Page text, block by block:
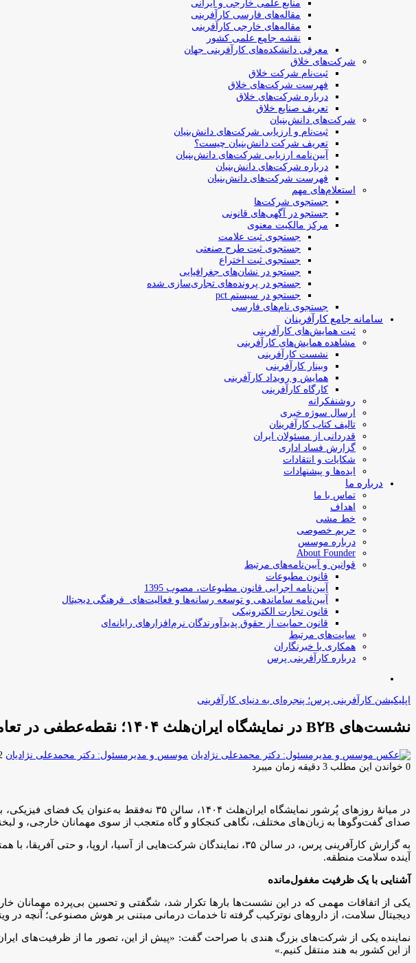
منابع علمی خارجی و ایرانی
مقاله‌های فارسی کارآفرینی
مقاله‌های خارجی کارآفرینی
نقشه جامع علمی کشور
معرفی دانشکده‌های کارآفرینی جهان
شرکت‌های خلاق
ثبت‌نام شرکت خلاق
فهرست شرکت‌های خلاق
درباره شرکت‌های خلاق
تعریف صنایع خلاق
شرکت‌های دانش‌بنیان
ثبت‌نام و ارزیابی شرکت‌های دانش‌بنیان
تعریف شرکت دانش‌بنیان چیست؟
آیین‌نامه ارزیابی شرکت‌های دانش‌بنیان
درباره شرکت‌های دانش‌بنیان
فهرست شرکت‌های دانش‌بنیان
استعلام‌های مهم
جستجوی شرکت‌ها
جستجو در آگهی‌های قانونی
مرکز مالکیت معنوی
جستجوی ثبت علامت
جستجوی ثبت طرح صنعتی
جستجوی ثبت اختراع
جستجو در نشان‌های جغرافیایی
جستجو در پرونده‌های تجاری‌سازی شده
جستجو در سیستم pct
جستجوی نام‌های فارسی
سامانه جامع کارآفرینان
ثبت همایش‌های کارآفرینی
مشاهده همایش‌های کارآفرینی
نشست کارآفرینی
وبینار کارآفرینی
همایش و رویداد کارآفرینی
کارگاه کارآفرینی
روشنفکرانه
ارسال سوژه‌ خبری
تالیف کتاب کارآفرینان
قدردانی از مسئولان ایران
گزارش فساد اداری
شکایات و انتقادات
ایده‌ها و پیشنهادات
درباره ما
تماس با ما
اهداف
خط مشی
حریم خصوصی
درباره موسس
About Founder
قوانین و آیین‌نامه‌های مرتبط
‌قانون مطبوعات
آیین‌نامه اجرایی قانون مطبوعات، مصوب 1395
آیین‌نامه سامان­دهی و توسعه رسانه­‌ها و فعالیت‌­های فرهنگی دیجیتال
قانون تجارت الکترونیکی
قانون حمایت از حقوق پدیدآورندگان نرم‌افزارهای رایانه‌ای
سایت‌های مرتبط
همکاری با خبرنگاران
درباره کارآفرینی پرس
اپلیکیشن کارآفرینی پرس؛ پنجره‌ای به دنیای کارآفرینی
نشست‌های B۲B در نمایشگاه ایران‌هلث ۱۴۰۴؛ نقطه‌عطفی در تعاملات بین‌المللی حوزه سلامت
موسس و مدیرمسئول: دکتر محمدعلی نژادیان 22
0 خواندن این مطلب 3 دقیقه زمان میبرد
در میانهٔ روزهای پُرشور نمایشگاه ایران‌هلث
صدای گفت‌وگوها به زبان‌های مختلف، نگاهی کنجکاو و گاه متعجب از سوی مهمانان خارجی، و
به گزارش کارآفرینی پرس، در سالن ۳۵، نمایندگان شرکت‌هایی از
آینده سلامت منطقه.
آشنایی با یک ظرفیت مغفول‌مانده
یکی از اتفاقات مهمی که در این نشست‌ها بارها تکرار شد، شگفتی و تحسین بی‌پرده مهمانان
دیجیتال سلامت، از داروهای نوترکیب گرفته تا خدمات درمانی مبتنی بر هوش مصنوعی؛ آنچه
نماینده یکی از شرکت‌های بزرگ هندی با صراحت گفت: «پیش از این، تصور ما از ظرفیت‌های ایران،
از این کشور به هند منتقل کنیم.»